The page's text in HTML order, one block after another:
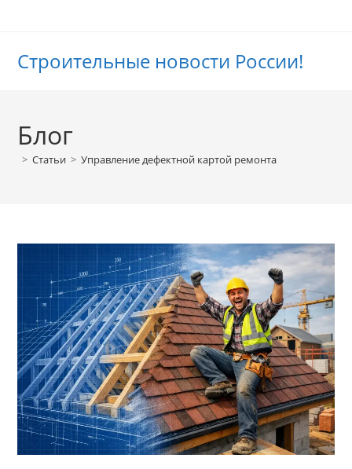
Строительные новости России!
Блог
> Статьи > Управление дефектной картой ремонта